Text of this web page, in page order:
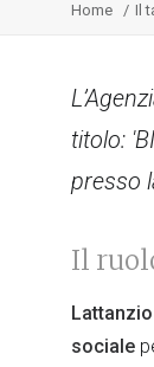
Home Il
titolo:
presso
Il
sociale